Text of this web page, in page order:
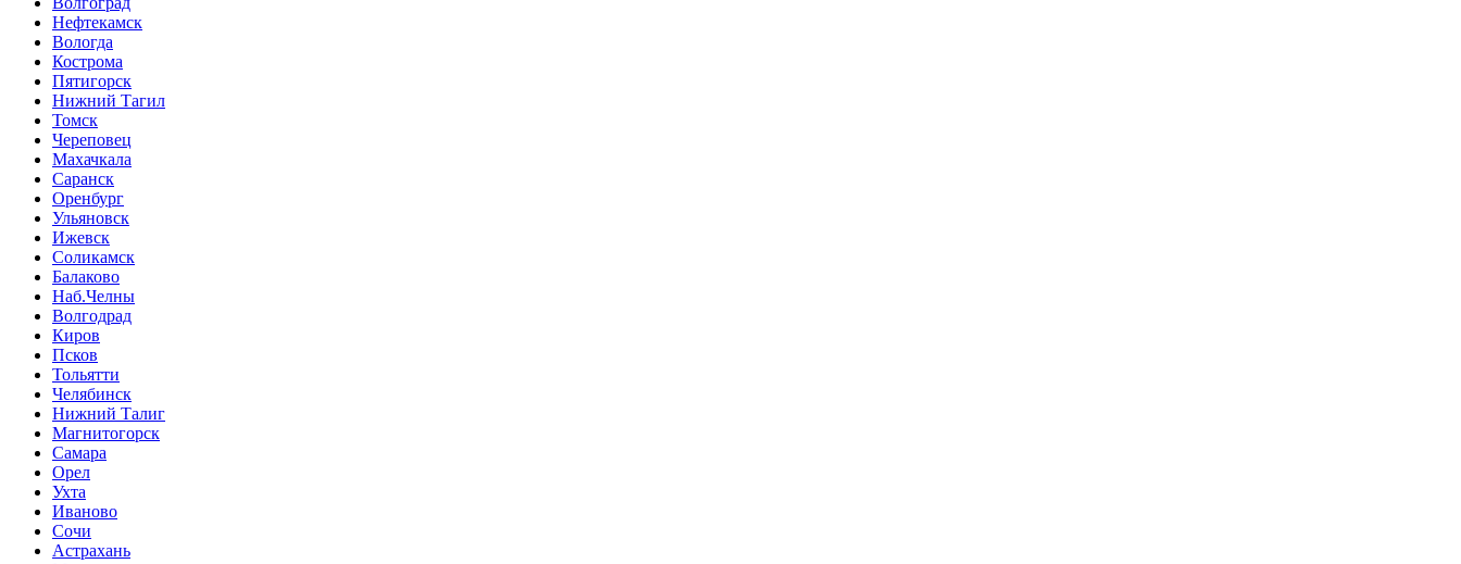
Нефтекамск
Вологда
Кострома
Пятигорск
Нижний Тагил
Томск
Череповец
Махачкала
Саранск
Оренбург
Ульяновск
Ижевск
Соликамск
Балаково
Наб.Челны
Волгодрад
Киров
Псков
Тольятти
Челябинск
Нижний Талиг
Магнитогорск
Самара
Орел
Ухта
Иваново
Сочи
Астрахань